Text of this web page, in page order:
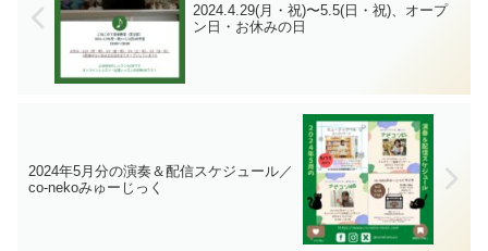
2024.4.29(月・祝)〜5.5(日・祝)、オープ
ン日・お休みの日
2024年5月分の演奏＆配信スケジュール／
co-nekoみゅーじっく